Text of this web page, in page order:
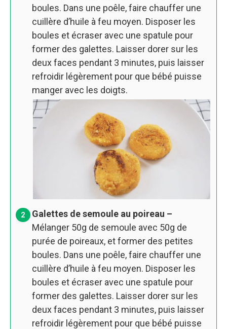
boules. Dans une poêle, faire chauffer une
cuillère d’huile à feu moyen. Disposer les
boules et écraser avec une spatule pour
former des galettes. Laisser dorer sur les
deux faces pendant 3 minutes, puis laisser
refroidir légèrement pour que bébé puisse
manger avec les doigts.
Galettes de semoule au poireau –
Mélanger 50g de semoule avec 50g de
purée de poireaux, et former des petites
boules. Dans une poêle, faire chauffer une
cuillère d’huile à feu moyen. Disposer les
boules et écraser avec une spatule pour
former des galettes. Laisser dorer sur les
deux faces pendant 3 minutes, puis laisser
refroidir légèrement pour que bébé puisse